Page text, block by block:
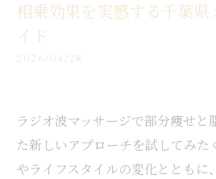
相乗効果を実感する千葉
イド
2026/04/28
ラジオ波マッサージで部分痩せと
た新しいアプローチを試してみた
やライフスタイルの変化とともに